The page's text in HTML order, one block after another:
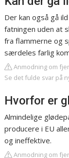
Der kan også gå
fatningen uden at
fra flammerne og
særdeles farlig
Anmodning om
Se det fulde svar på
Hvorfor er
Almindelige
producere i EU
og ineffektive.
Anmodning om